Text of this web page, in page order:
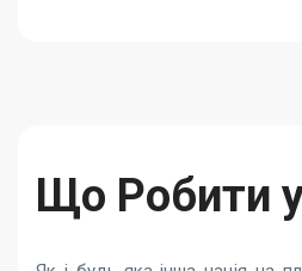
Що Робити